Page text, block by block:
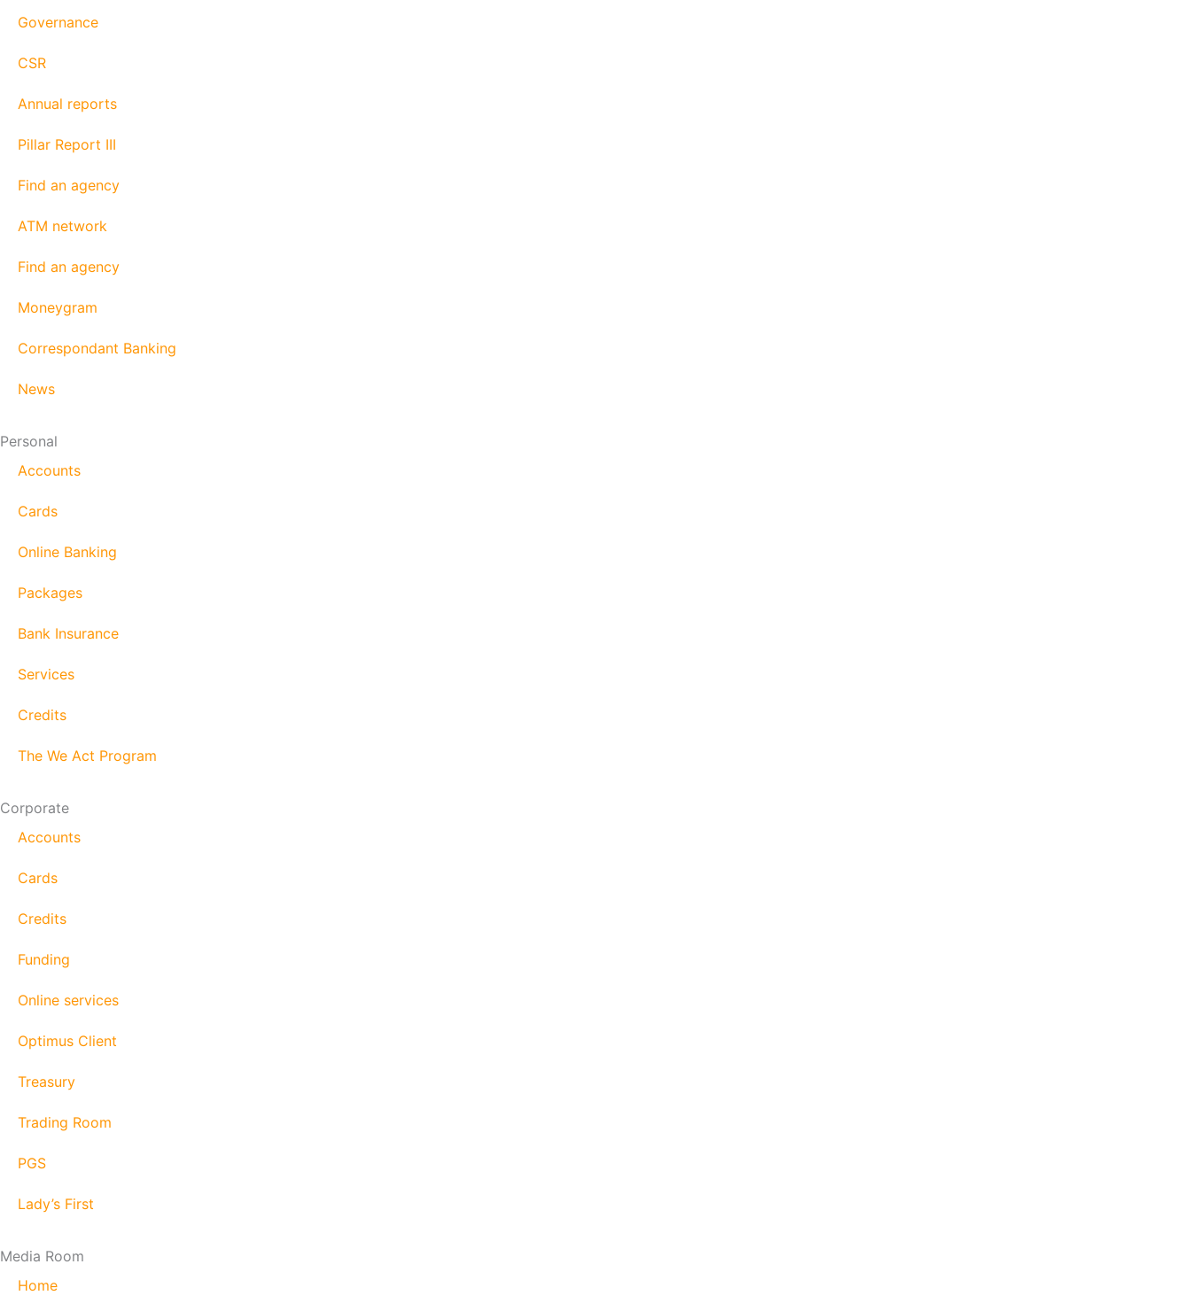
Governance
CSR
Annual reports
Pillar Report III
Find an agency
ATM network
Find an agency
Moneygram
Correspondant Banking
News
Personal
Accounts
Cards
Online Banking
Packages
Bank Insurance
Services
Credits
The We Act Program
Corporate
Accounts
Cards
Credits
Funding
Online services
Optimus Client
Treasury
Trading Room
PGS
Lady’s First
Media Room
Home